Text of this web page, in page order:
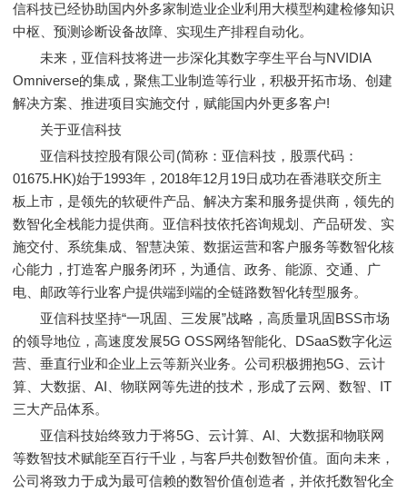
信科技已经协助国内外多家制造业企业利用大模型构建检修知识
中枢、预测诊断设备故障、实现生产排程自动化。
未来，亚信科技将进一步深化其数字孪生平台与NVIDIA
Omniverse的集成，聚焦工业制造等行业，积极开拓市场、创建
解决方案、推进项目实施交付，赋能国内外更多客户!
关于亚信科技
亚信科技控股有限公司(简称：亚信科技，股票代码：
01675.HK)始于1993年，2018年12月19日成功在香港联交所主
板上市，是领先的软硬件产品、解决方案和服务提供商，领先的
数智化全栈能力提供商。亚信科技依托咨询规划、产品研发、实
施交付、系统集成、智慧决策、数据运营和客户服务等数智化核
心能力，打造客户服务闭环，为通信、政务、能源、交通、广
电、邮政等行业客户提供端到端的全链路数智化转型服务。
亚信科技坚持“一巩固、三发展”战略，高质量巩固BSS市场
的领导地位，高速度发展5G OSS网络智能化、DSaaS数字化运
营、垂直行业和企业上云等新兴业务。公司积极拥抱5G、云计
算、大数据、AI、物联网等先进的技术，形成了云网、数智、IT
三大产品体系。
亚信科技始终致力于将5G、云计算、AI、大数据和物联网
等数智技术赋能至百行千业，与客戶共创数智价值。面向未来，
公司将致力于成为最可信赖的数智价值创造者，并依托数智化全